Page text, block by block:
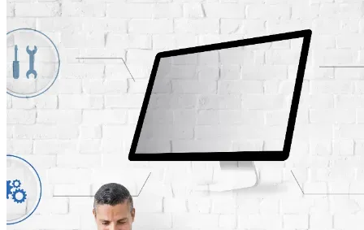
İletişim